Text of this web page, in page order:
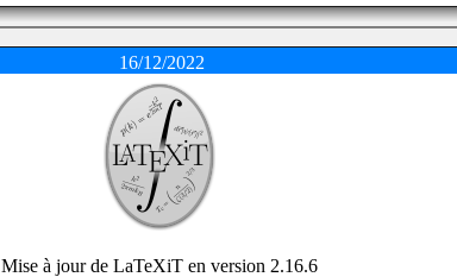
16/12/2022
Mise à jour de LaTeXiT en version 2.16.6